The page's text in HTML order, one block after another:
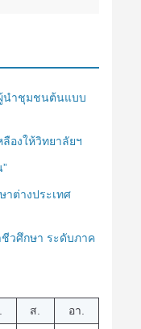
ผู้นำชุมชนต้นแบบ
องให้วิทยาลัยฯ
าต่างประเทศ
ชีวศึกษา ระดับภาค
ส.
อา.